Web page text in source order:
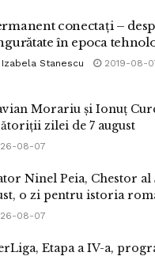
conectați –
în epoca
Izabela Stanescu 2019-08-
Morariu și Ionuț
zilei de 7 august
08-07
Ninel Peia, Chestor al
o zi pentru istoria
08-07
Etapa a IV-a,